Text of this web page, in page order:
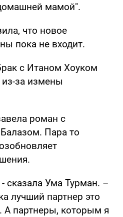
мамой".
что новое
пока не входит.
с Итаном Хоуком
из-за измены
роман с
Пара то
сказала Ума Турман. –
лучший партнер это
А партнеры, которым я